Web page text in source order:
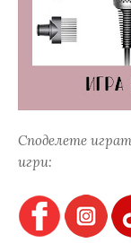
Споделете
игри: